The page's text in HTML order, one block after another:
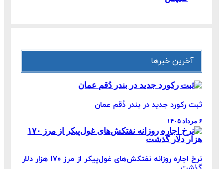
آخرین خبرها
ثبت رکورد جدید در بندر دُقم عمان
۶ مرداد ۱۴۰۵
نرخ اجاره روزانه نفتکش‌های غول‌پیکر از مرز ۱۷۰ هزار دلار